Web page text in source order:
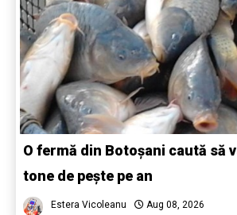
O fermă din Botoșani caută să
tone de pește pe an
Estera Vicoleanu Aug 08, 2026